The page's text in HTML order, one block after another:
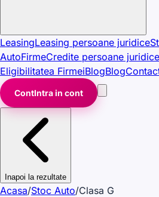
LeasingLeasing persoane juridice
AutoFirmeCredite persoane juridice
Eligibilitatea FirmeiBlogBlog
ContIntra in cont
Inapoi la rezultate
Acasa/Stoc Auto/Clasa G